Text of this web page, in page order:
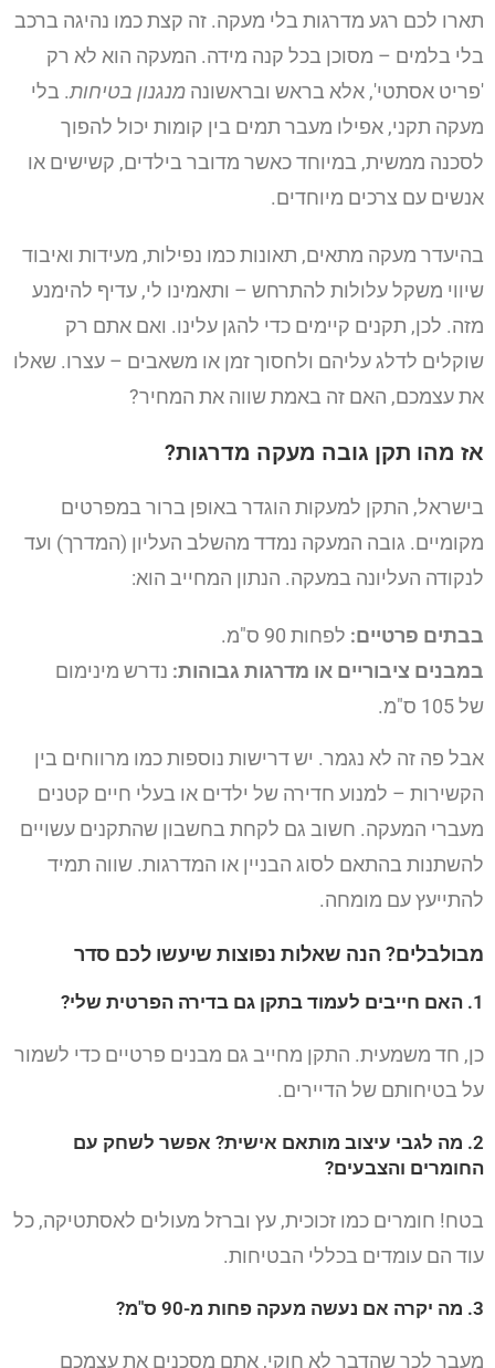
תארו לכם רגע מדרגות בלי מעקה. זה קצת כמו נהיגה ברכב
בלי בלמים – מסוכן בכל קנה מידה. המעקה הוא לא רק
'פריט אסתטי', אלא בראש ובראשונה מנגנון בטיחות. בלי
מעקה תקני, אפילו מעבר תמים בין קומות יכול להפוך
לסכנה ממשית, במיוחד כאשר מדובר בילדים, קשישים או
אנשים עם צרכים מיוחדים.
בהיעדר מעקה מתאים, תאונות כמו נפילות, מעידות ואיבוד
שיווי משקל עלולות להתרחש – ותאמינו לי, עדיף להימנע
מזה. לכן, תקנים קיימים כדי להגן עלינו. ואם אתם רק
שוקלים לדלג עליהם ולחסוך זמן או משאבים – עצרו. שאלו
את עצמכם, האם זה באמת שווה את המחיר?
אז מהו תקן גובה מעקה מדרגות?
בישראל, התקן למעקות הוגדר באופן ברור במפרטים
מקומיים. גובה המעקה נמדד מהשלב העליון (המדרך) ועד
לנקודה העליונה במעקה. הנתון המחייב הוא:
בבתים פרטיים: לפחות 90 ס"מ.
במבנים ציבוריים או מדרגות גבוהות: נדרש מינימום
של 105 ס"מ.
אבל פה זה לא נגמר. יש דרישות נוספות כמו מרווחים בין
הקשירות – למנוע חדירה של ילדים או בעלי חיים קטנים
מעברי המעקה. חשוב גם לקחת בחשבון שהתקנים עשויים
להשתנות בהתאם לסוג הבניין או המדרגות. שווה תמיד
להתייעץ עם מומחה.
מבולבלים? הנה שאלות נפוצות שיעשו לכם סדר
1. האם חייבים לעמוד בתקן גם בדירה הפרטית שלי?
כן, חד משמעית. התקן מחייב גם מבנים פרטיים כדי לשמור
על בטיחותם של הדיירים.
2. מה לגבי עיצוב מותאם אישית? אפשר לשחק עם
החומרים והצבעים?
בטח! חומרים כמו זכוכית, עץ וברזל מעולים לאסתטיקה, כל
עוד הם עומדים בכללי הבטיחות.
3. מה יקרה אם נעשה מעקה פחות מ-90 ס"מ?
מעבר לכך שהדבר לא חוקי, אתם מסכנים את עצמכם